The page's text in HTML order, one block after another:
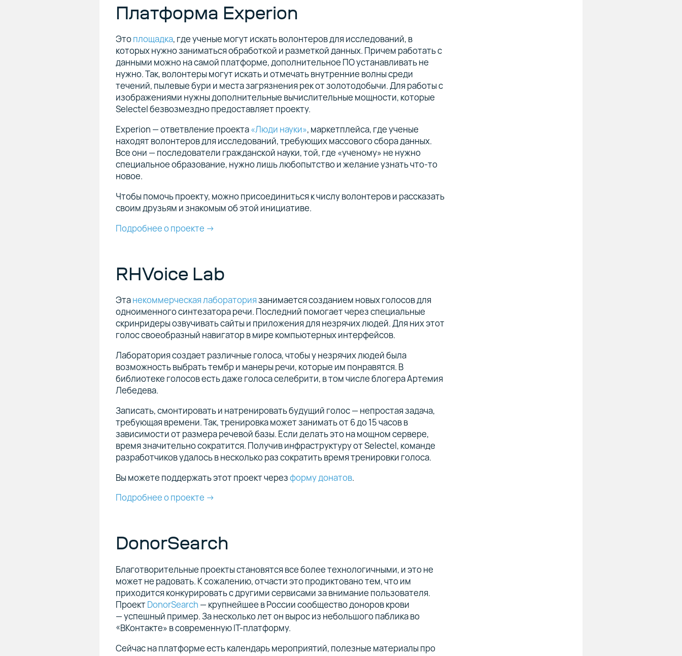
Платформа Experion
Этоплощадка, где ученые могут искать волонтеров для исследований, в
которых нужно заниматься обработкой и разметкой данных. Причем работать с
данными можно на самой платформе, дополнительное ПО устанавливать не
нужно. Так, волонтеры могут искать и отмечать внутренние волны среди
течений, пылевые бури и места загрязнения рек от золотодобычи. Для работы с
изображениями нужны дополнительные вычислительные мощности, которые
Selectel безвозмездно предоставляет проекту.
Experion — ответвление проекта«Люди науки», маркетплейса, где ученые
находят волонтеров для исследований, требующих массового сбора данных.
Все они — последователи гражданской науки, той, где «ученому» не нужно
специальное образование, нужно лишь любопытство и желание узнать что-то
новое.
Чтобы помочь проекту, можно присоединиться к числу волонтеров и рассказать
своим друзьям и знакомым об этой инициативе.
Подробнее о проекте →
RHVoice Lab
Этанекоммерческая лабораториязанимается созданием новых голосов для
одноименного синтезатора речи. Последний помогает через специальные
скринридеры озвучивать сайты и приложения для незрячих людей. Для них этот
голос своеобразный навигатор в мире компьютерных интерфейсов.
Лаборатория создает различные голоса, чтобы у незрячих людей была
возможность выбрать тембр и манеры речи, которые им понравятся. В
библиотеке голосов есть даже голоса селебрити, в том числе блогера Артемия
Лебедева.
Записать, смонтировать и натренировать будущий голос — непростая задача,
требующая времени. Так, тренировка может занимать от 6 до 15 часов в
зависимости от размера речевой базы. Если делать это на мощном сервере,
время значительно сократится. Получив инфраструктуру от Selectel, команде
разработчиков удалось в несколько раз сократить время тренировки голоса.
Вы можете поддержать этот проект черезформу донатов.
Подробнее о проекте →
DonorSearch
Благотворительные проекты становятся все более технологичными, и это не
может не радовать. К сожалению, отчасти это продиктовано тем, что им
приходится конкурировать с другими сервисами за внимание пользователя.
Проект DonorSearch — крупнейшее в России сообщество доноров крови
— успешный пример. За несколько лет он вырос из небольшого паблика во
«ВКонтакте» в современную IT-платформу.
Сейчас на платформе есть календарь мероприятий, полезные материалы про